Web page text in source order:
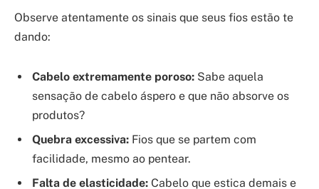
Observe atentamente os sinais que seus fios estão te
dando:
Cabelo extremamente poroso: Sabe aquela
sensação de cabelo áspero e que não absorve os
produtos?
Quebra excessiva: Fios que se partem com
facilidade, mesmo ao pentear.
Falta de elasticidade: Cabelo que estica demais e